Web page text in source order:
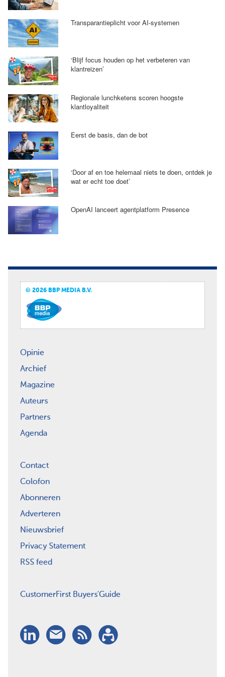
Transparantieplicht voor AI-systemen
‘Blijf focus houden op het verbeteren van
klantreizen’
Regionale lunchketens scoren hoogste
klantloyaliteit
Eerst de basis, dan de bot
‘Door af en toe helemaal niets te doen, ontdek je
wat er echt toe doet’
OpenAI lanceert agentplatform Presence
© 2026 BBP MEDIA B.V.
Opinie
Archief
Magazine
Auteurs
Partners
Agenda
Contact
Colofon
Abonneren
Adverteren
Nieuwsbrief
Privacy Statement
RSS feed
CustomerFirst Buyers'Guide
LinkedIn
Nieuwsbrief
RSSAbonneren